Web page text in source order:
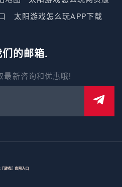
太阳游戏怎么玩APP下载
的邮箱.
最新咨询和优惠哦!